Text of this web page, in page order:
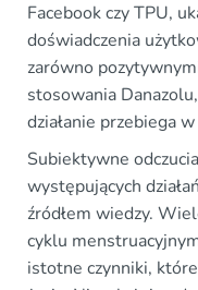
Facebook czy TPU,
doświadczenia
zarówno
stosowania
działanie przebiega
Subiektywne
występujących
źródłem wiedzy.
cyklu
istotne czynniki,